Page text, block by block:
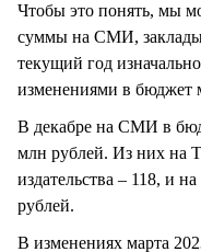
Чтобы это понять, мы
суммы на СМИ,
текущий год
изменениями в бюджет
В декабре на СМИ в
млн рублей. Из них на
издательства – 118, и
рублей.
В изменениях марта